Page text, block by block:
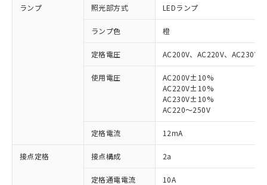
ランプ 照光部方式 LEDランプ
ランプ色 橙
定格電圧 AC200V、AC220V、AC230V
使用電圧
AC200V±10%
AC220V±10%
AC230V±10%
AC220～250V
定格電流 12mA
接点定格 接点構成 2a
定格通電電流 10A
対応済み：EU RoHS指令（10物質）の
非含有に対応した製品が提供可能な商品で
対応予定：EU RoHS指令（10物質）の非含
有に対応した製品に切り替える予定のある